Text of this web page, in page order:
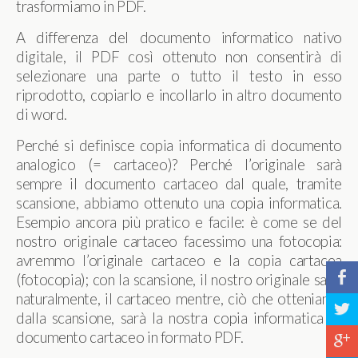
trasformiamo in PDF.
A differenza del documento informatico nativo
digitale, il PDF così ottenuto non consentirà di
selezionare una parte o tutto il testo in esso
riprodotto, copiarlo e incollarlo in altro documento
di word.
Perché si definisce copia informatica di documento
analogico (= cartaceo)? Perché l’originale sarà
sempre il documento cartaceo dal quale, tramite
scansione, abbiamo ottenuto una copia informatica.
Esempio ancora più pratico e facile: è come se del
nostro originale cartaceo facessimo una fotocopia:
avremmo l’originale cartaceo e la copia cartacea
(fotocopia); con la scansione, il nostro originale sarà,
naturalmente, il cartaceo mentre, ciò che otteniamo
dalla scansione, sarà la nostra copia informatica di
documento cartaceo in formato PDF.
b
a
c